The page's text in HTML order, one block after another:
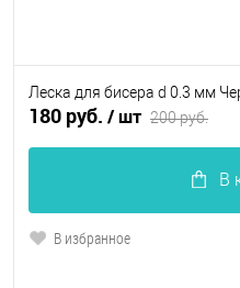
Леска для бисера d 0.3 мм
180 руб. / шт 200 руб.
В
В избранное